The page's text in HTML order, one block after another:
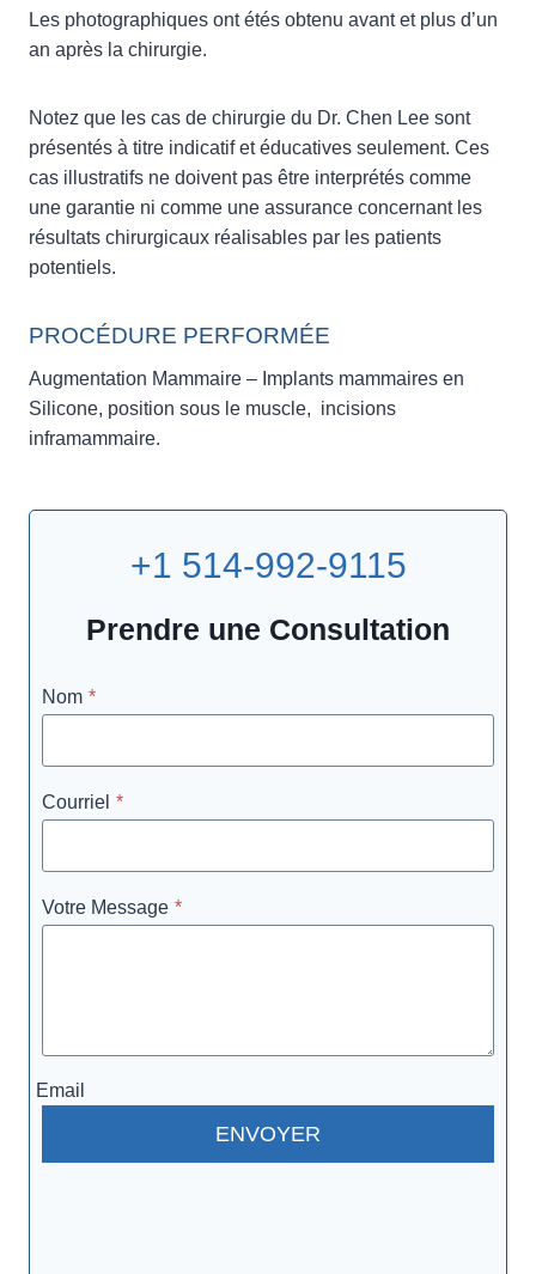
Les photographiques ont étés obtenu avant et plus d’un
an après la chirurgie.
Notez que les cas de chirurgie du Dr. Chen Lee sont
présentés à titre indicatif et éducatives seulement. Ces
cas illustratifs ne doivent pas être interprétés comme
une garantie ni comme une assurance concernant les
résultats chirurgicaux réalisables par les patients
potentiels.
PROCÉDURE PERFORMÉE
Augmentation Mammaire – Implants mammaires en
Silicone, position sous le muscle, incisions
inframammaire.
+1 514-992-9115
Prendre une Consultation
Nom *
Courriel *
Votre Message *
Email
ENVOYER